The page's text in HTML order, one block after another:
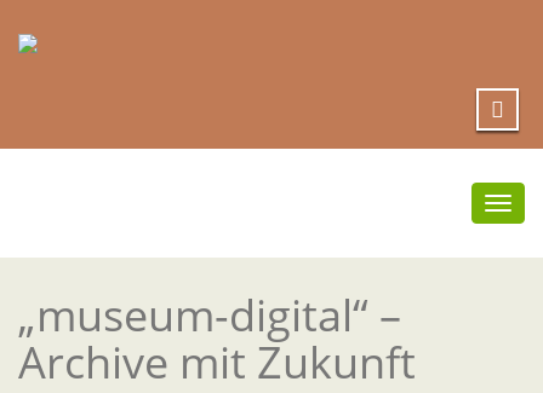
„museum-digital“ –
Archive mit Zukunft